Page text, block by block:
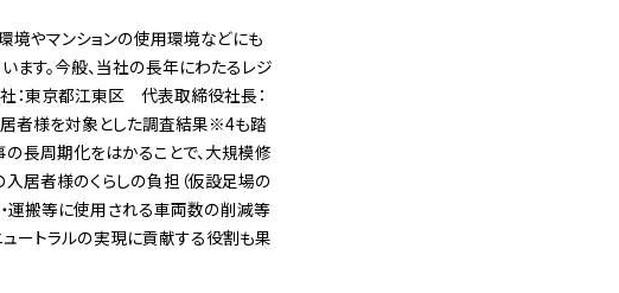
境やマンションの使用環境などにも
す。今般、当社の長年にわたるレジ
社：東京都江東区 代表取締役社長：
者様を対象とした調査結果※4も踏
長周期化をはかることで、大規模修
居者様のくらしの負担（仮設足場の
運搬等に使用される車両数の削減等
ートラルの実現に貢献する役割も果